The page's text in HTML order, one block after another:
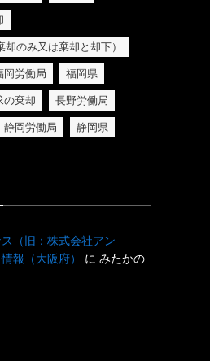
のみ又は棄却と却下）
岡労働局 福岡県
の棄却 長野労働局
静岡労働局 静岡県
ス（旧：株式会社アン
報（大阪府）
に みたかの